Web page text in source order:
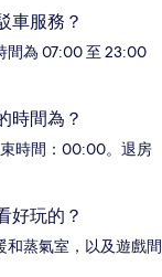
車服務？
間為 07:00 至 23:00
時間為？
時間：00:00。退房
好玩的？
和蒸氣室，以及遊戲間